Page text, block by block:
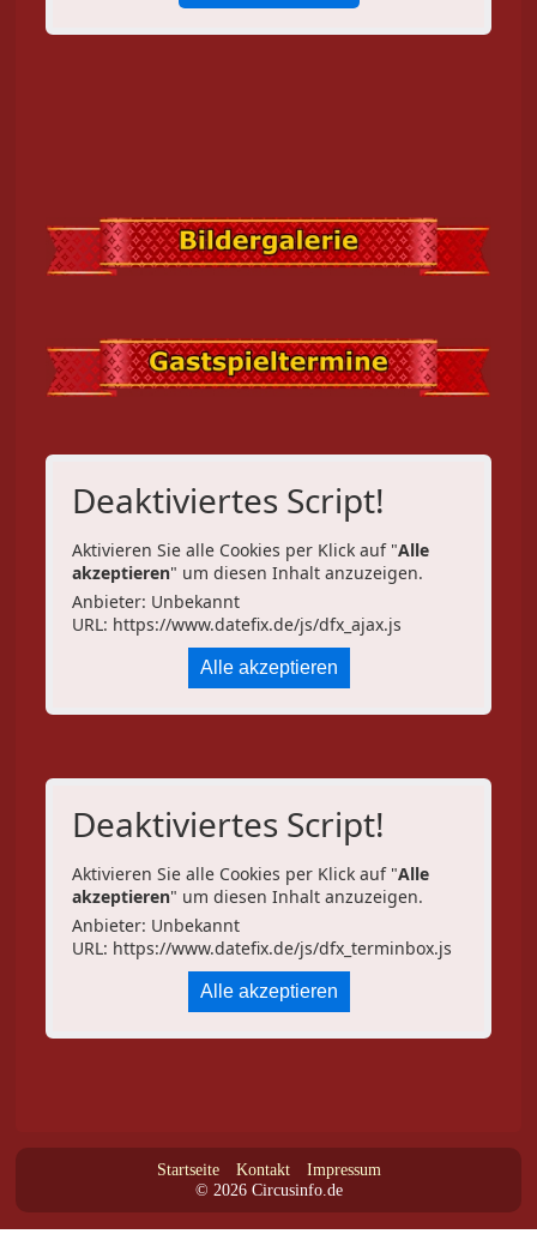
Deaktiviertes Script!
Aktivieren Sie alle Cookies per Klick auf "Alle
akzeptieren" um diesen Inhalt anzuzeigen.
Anbieter: Unbekannt
URL: https://www.datefix.de/js/dfx_ajax.js
Alle akzeptieren
Deaktiviertes Script!
Aktivieren Sie alle Cookies per Klick auf "Alle
akzeptieren" um diesen Inhalt anzuzeigen.
Anbieter: Unbekannt
URL: https://www.datefix.de/js/dfx_terminbox.js
Alle akzeptieren
Startseite Kontakt
Impressum
© 2026 Circusinfo.de